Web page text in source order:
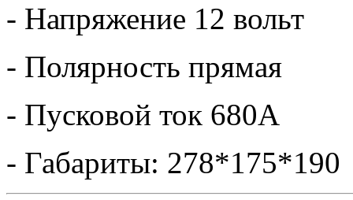
- Напряжение 12 вольт
- Полярность прямая
- Пусковой ток 680А
- Габариты: 278*175*190